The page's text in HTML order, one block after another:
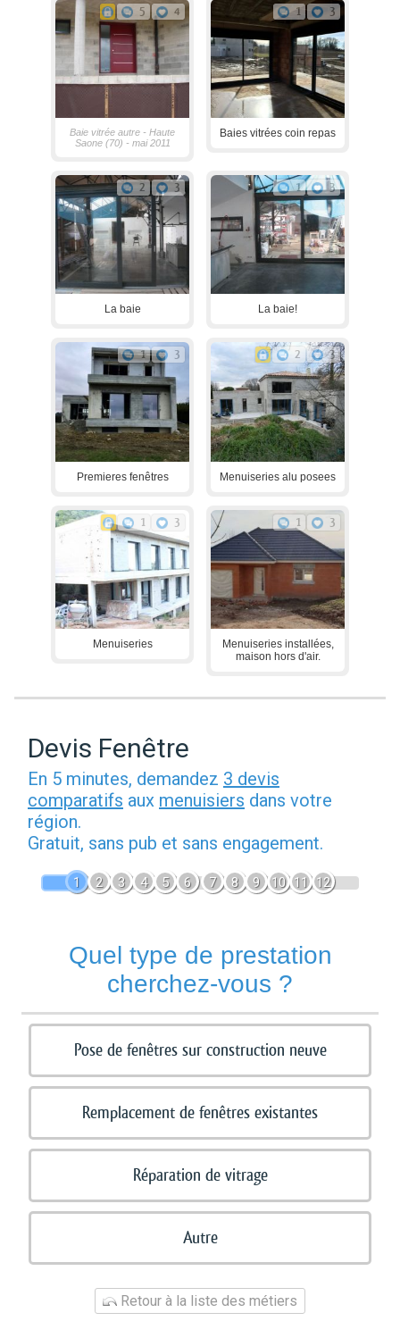
5 4
Baie vitrée autre - Haute
Saone (70) - mai 2011
1 3
Baies vitrées coin repas
2 3
La baie
1 3
La baie!
1 3
Premieres fenêtres
2 3
Menuiseries alu posees
1 3
Menuiseries
1 3
Menuiseries installées,
maison hors d'air.
Devis Fenêtre
En 5 minutes, demandez 3 devis
comparatifs aux menuisiers dans votre
région.
Gratuit, sans pub et sans engagement.
1 2 3 4 5 6 7 8 9 10 11 12
Quel type de prestation
cherchez-vous ?
Pose de fenêtres sur construction neuve
Remplacement de fenêtres existantes
Réparation de vitrage
Autre
Retour à la liste des métiers